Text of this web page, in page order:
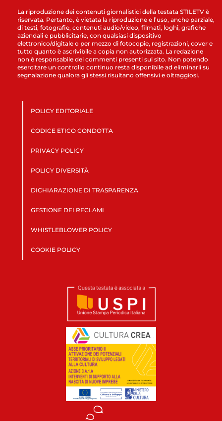
La riproduzione dei contenuti giornalistici della testata STILETV è
riservata. Pertanto, è vietata la riproduzione e l’uso, anche parziale,
di testi, fotografie, contenuti audio/video, filmati, loghi, grafiche
aziendali e pubblicitarie, con qualsiasi dispositivo
elettronico/digitale o per mezzo di fotocopie, registrazioni, cover e
tutto quanto è ascrivibile a copia non autorizzata. La redazione
non è responsabile dei commenti presenti sul sito. Non potendo
esercitare un controllo continuo resta disponibile ad eliminarli su
segnalazione qualora gli stessi risultano offensivi e oltraggiosi.
POLICY EDITORIALE
CODICE ETICO CONDOTTA
PRIVACY POLICY
POLICY DIVERSITÀ
DICHIARAZIONE DI TRASPARENZA
GESTIONE DEI RECLAMI
WHISTLEBLOWER POLICY
COOKIE POLICY